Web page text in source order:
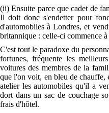
(ii) Ensuite parce que cadet de
Il doit donc s'endetter pour
d'automobiles à Londres, et
britannique : celle-ci commence à
C'est tout le paradoxe du
fortunes, fréquente les
voitures des membres de la
que l'on voit, en bleu de chauffe,
atelier les automobiles qu'il a
dort dans un sac de couchage
frais d'hôtel.